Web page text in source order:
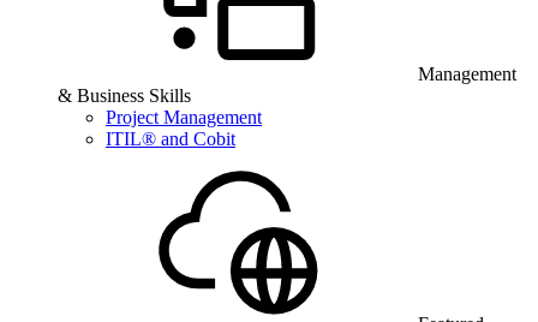
Management
& Business Skills
Project Management
ITIL® and Cobit